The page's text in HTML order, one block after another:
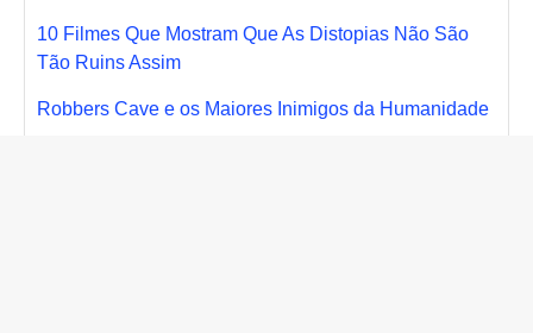
10 Filmes Que Mostram Que As Distopias Não São
Tão Ruins Assim
Robbers Cave e os Maiores Inimigos da Humanidade